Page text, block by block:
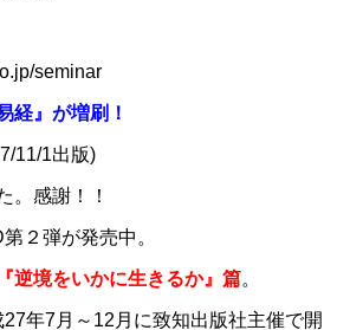
seminar
経』が増刷！​
11/1出版)
。感謝！！
２弾が発売中。
逆境をいかに生きるか』篇。
年7月～12月に致知出版社主催で開